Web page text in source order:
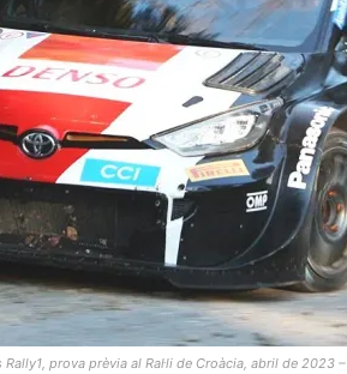
prova prèvia al Ral·li de Croàcia, abril de 2023